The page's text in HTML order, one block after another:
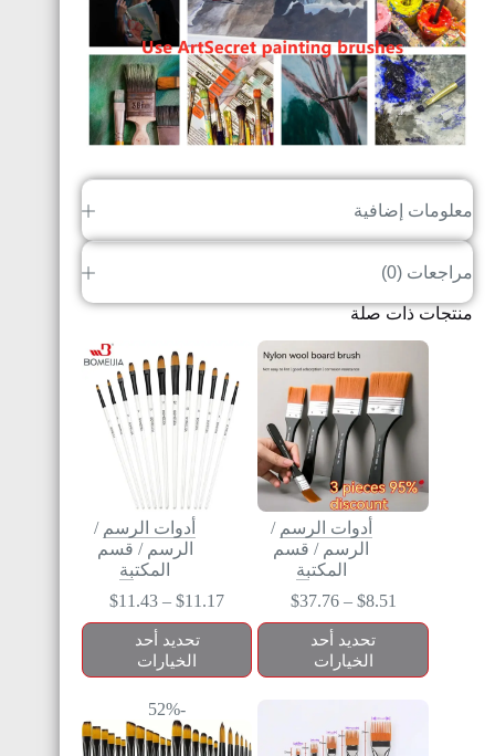
معلومات إضافية
مراجعات (0)
منتجات ذات صلة
أدوات الرسم /
الرسم / قسم
المكتبة
$8.51
–
$37.76
تحديد أحد
الخيارات
أدوات الرسم /
الرسم / قسم
المكتبة
$11.17
–
$11.43
تحديد أحد
الخيارات
-52%